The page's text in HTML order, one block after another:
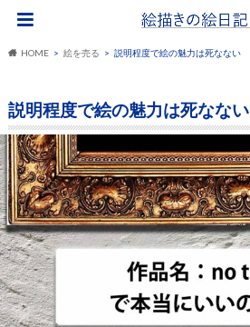
HOME 絵を売る 説明程度で絵の魅力は死なない
説明程度で絵の魅力は死なない